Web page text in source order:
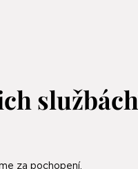
službách
za pochopení.